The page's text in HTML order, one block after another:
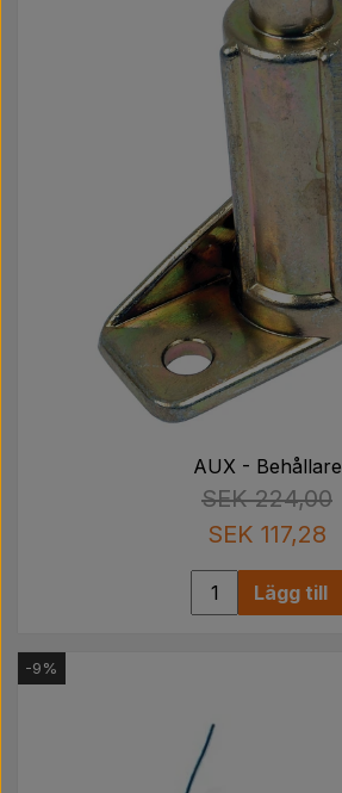
AUX - Behållare
SEK 224,00
SEK 117,28
Lägg till
-9%